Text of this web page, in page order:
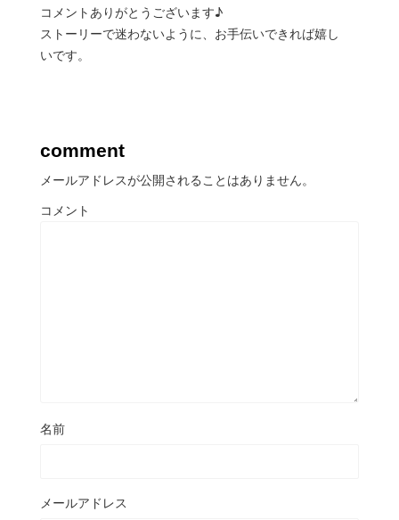
コメントありがとうございます♪
ストーリーで迷わないように、お手伝いできれば嬉し
いです。
comment
メールアドレスが公開されることはありません。
コメント
名前
メールアドレス